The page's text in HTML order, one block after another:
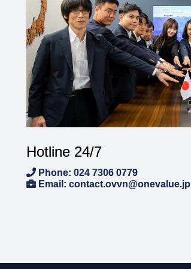
Hotline 24/7
Phone: 024 7306 0779
Email: contact.ovvn@onevalue.jp